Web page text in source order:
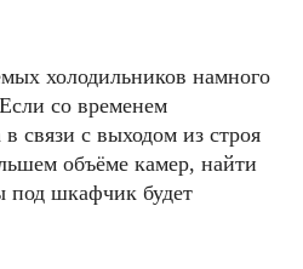
холодильников намного
со временем
связи с выходом из строя
объёме камер, найти
под шкафчик будет